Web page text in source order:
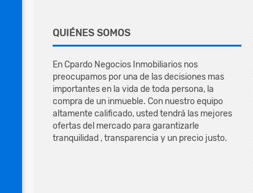
QUIÉNES SOMOS
En Cpardo Negocios Inmobiliarios nos
preocupamos por una de las decisiones mas
importantes en la vida de toda persona, la
compra de un inmueble. Con nuestro equipo
altamente calificado, usted tendrá las mejores
ofertas del mercado para garantizarle
tranquilidad , transparencia y un precio justo.